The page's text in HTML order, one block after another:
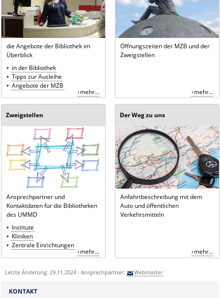
die Angebote der Bibliothek im
Überblick
in der Bibliothek
Tipps zur Ausleihe
Angebote der MZB
mehr...
Öffnungszeiten der MZB und der
Zweigstellen
mehr...
Zweigstellen
Ansprechpartner und
Kontaktdaten für die Bibliotheken
des UMMD
Institute
Kliniken
Zentrale Einrichtungen
mehr...
Der Weg zu uns
Anfahrtbeschreibung mit dem
Auto und öffentlichen
Verkehrsmitteln
mehr...
Letzte Änderung: 29.11.2024 - Ansprechpartner: Webmaster
KONTAKT